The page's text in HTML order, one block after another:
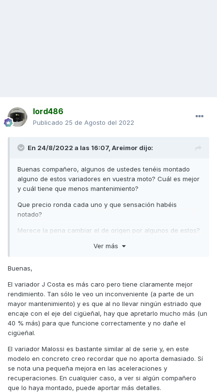
lord486
Publicado 25 de Agosto del 2022
En 24/8/2022 a las 16:07, Areimor dijo:
Buenas compañero, algunos de ustedes tenéis montado
alguno de estos variadores en vuestra moto? Cuál es mejor
y cuál tiene que menos mantenimiento?
Que precio ronda cada uno y que sensación habéis
notado?
Merece la pena cambiar el de origen por algunos de estos?
Ver más
Buenas,
El variador J Costa es más caro pero tiene claramente mejor
rendimiento. Tan sólo le veo un inconveniente (a parte de un
mayor mantenimiento) y es que al no llevar ningún estriado que
encaje con el eje del cigüeñal, hay que apretarlo mucho más (un
40 % más) para que funcione correctamente y no dañe el
cigüeñal.
El variador Malossi es bastante similar al de serie y, en este
modelo en concreto creo recordar que no aporta demasiado. Sí
se nota una pequeña mejora en las aceleraciones y
recuperaciones. En cualquier caso, a ver si algún compañero
que lo haya montado, puede aportar más detalles.